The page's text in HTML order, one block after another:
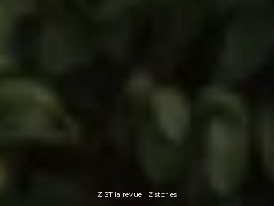
ZIST la revue Zistories